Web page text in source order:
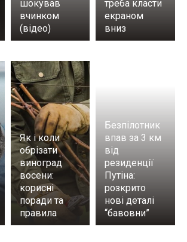
шокував
вчинком
(відео)
треба класти
екраном
вниз
Як і коли
обрізати
виноград
восени:
корисні
поради та
правила
Безпілотник
впав за 3 км
від
резиденції
Путіна:
розкрито
нові деталі
“бавовни”